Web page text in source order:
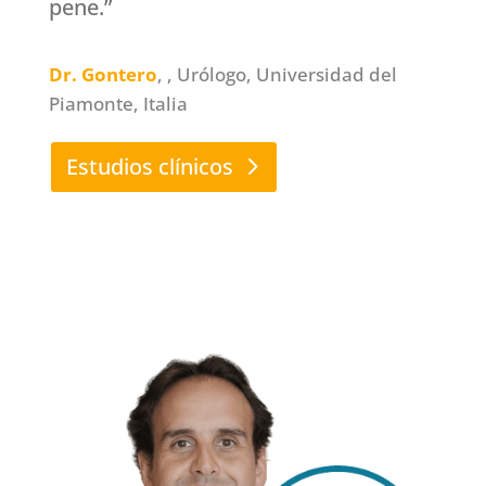
pene.”
Dr. Gontero, , Urólogo, Universidad del
Piamonte, Italia
Estudios clínicos